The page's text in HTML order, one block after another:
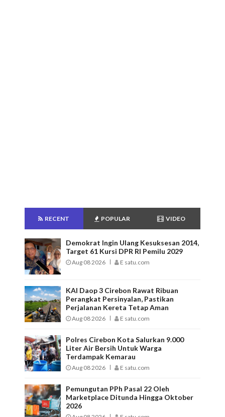
RECENT POPULAR VIDEO
Demokrat Ingin Ulang Kesuksesan 2014,
Target 61 Kursi DPR RI Pemilu 2029
Aug 08 2026 E satu.com
KAI Daop 3 Cirebon Rawat Ribuan
Perangkat Persinyalan, Pastikan
Perjalanan Kereta Tetap Aman
Aug 08 2026 E satu.com
Polres Cirebon Kota Salurkan 9.000
Liter Air Bersih Untuk Warga
Terdampak Kemarau
Aug 08 2026 E satu.com
Pemungutan PPh Pasal 22 Oleh
Marketplace Ditunda Hingga Oktober
2026